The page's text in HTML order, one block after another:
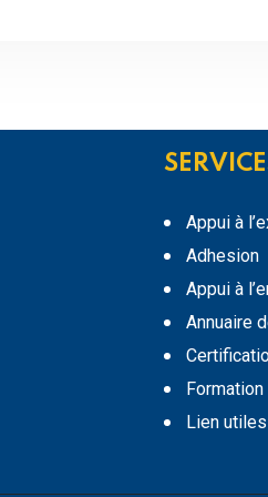
Appui à
Adhesion
Appui à
Annuaire
Formation
Lien utiles